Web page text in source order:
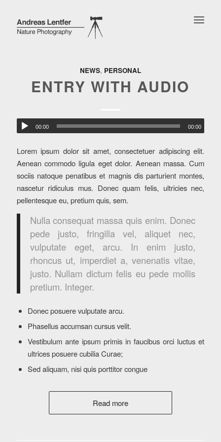
NEWS, PERSONAL
ENTRY WITH AUDIO
00:00 00:00
Lorem ipsum dolor sit amet, consectetuer adipiscing elit.
Aenean commodo ligula eget dolor. Aenean massa. Cum
sociis natoque penatibus et magnis dis parturient montes,
nascetur ridiculus mus. Donec quam felis, ultricies nec,
pellentesque eu, pretium quis, sem.
Nulla consequat massa quis enim. Donec
pede justo, fringilla vel, aliquet nec,
vulputate eget, arcu. In enim justo,
rhoncus ut, imperdiet a, venenatis vitae,
justo. Nullam dictum felis eu pede mollis
pretium. Integer.
Donec posuere vulputate arcu.
Phasellus accumsan cursus velit.
Vestibulum ante ipsum primis in faucibus orci luctus et
ultrices posuere cubilia Curae;
Sed aliquam, nisi quis porttitor congue
Read more